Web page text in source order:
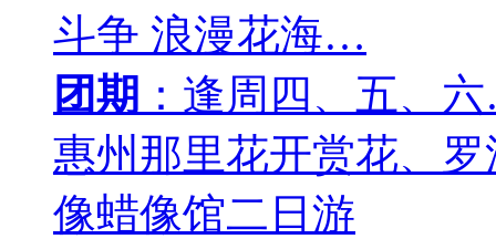
斗争 浪漫花海…
团期 ：逢周四、五、
惠州那里花开赏花、
像蜡像馆二日游